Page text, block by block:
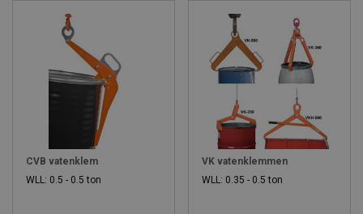
CVB vatenklem
WLL: 0.5 - 0.5 ton
VK vatenklemmen
WLL: 0.35 - 0.5 ton